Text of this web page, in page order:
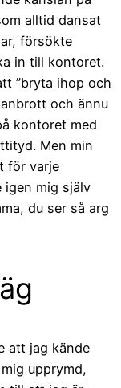
alltid dansat
försökte
in till kontoret.
”bryta ihop och
och ännu
kontoret med
Men min
för varje
igen mig själv
du ser så arg
att jag kände
upprymd,